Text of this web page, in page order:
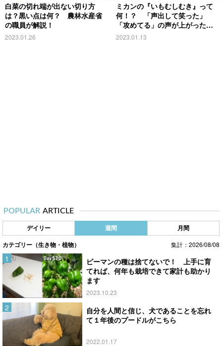
白菜の切れ端が出ない切り方
は？黒い点は何？ 農林水産省
の職員が解説！
2023.01.26
ミカンの『いもむしむき』って
何！？ 「声出して笑った」
「攻めてる」の声が上がった理
由とは
2023.01.13
POPULAR ARTICLE
デイリー 週間 月間
カテゴリー（生き物・植物） 集計：2026/08/08
ピーマンの種は捨てないで！ 上手に育
てれば、何年も栽培できて家計も助かり
ます
2023.10.23
自分を人間と信じ、犬であることを忘れ
て１年後のプードルがこちら
2022.01.17